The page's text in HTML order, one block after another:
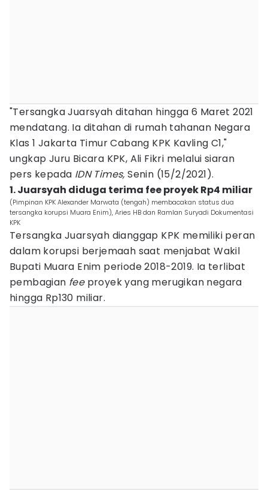
"Tersangka Juarsyah ditahan hingga 6 Maret 2021
mendatang. Ia ditahan di rumah tahanan Negara
Klas 1 Jakarta Timur Cabang KPK Kavling C1,"
ungkap Juru Bicara KPK, Ali Fikri melalui siaran
pers kepada IDN Times, Senin (15/2/2021).
1. Juarsyah diduga terima fee proyek Rp4 miliar
(Pimpinan KPK Alexander Marwata (tengah) membacakan status dua
tersangka korupsi Muara Enim), Aries HB dan Ramlan Suryadi Dokumentasi
KPK
Tersangka Juarsyah dianggap KPK memiliki peran
dalam korupsi berjemaah saat menjabat Wakil
Bupati Muara Enim periode 2018-2019. Ia terlibat
pembagian feeproyek yang merugikan negara
hingga Rp130 miliar.